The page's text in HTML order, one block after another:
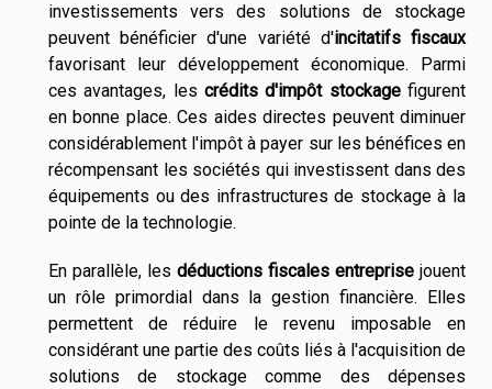
investissements vers des solutions de stockage
peuvent bénéficier d'une variété d'incitatifs fiscaux
favorisant leur développement économique. Parmi
ces avantages, les crédits d'impôt stockagefigurent
en bonne place. Ces aides directes peuvent diminuer
considérablement l'impôt à payer sur les bénéfices en
récompensant les sociétés qui investissent dans des
équipements ou des infrastructures de stockage à la
pointe de la technologie.
En parallèle, les déductions fiscales entreprise jouent
un rôle primordial dans la gestion financière. Elles
permettent de réduire le revenu imposable en
considérant une partie des coûts liés à l'acquisition de
solutions de stockage comme des dépenses